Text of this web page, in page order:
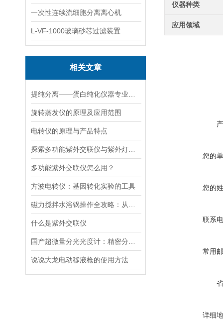
一次性连续流细胞分离离心机
L-VF-1000玻璃砂芯过滤装置
相关文章
旋转蒸发仪的原理及应用范围
电转仪的原理与产品特点
多功能紫外交联仪怎么用？
方波电转仪：基因转化实验的工具​
什么是紫外交联仪
说说大龙电动移液枪的使用方法
仪器种类
应用领域
您的
您的
联系
常用
详细